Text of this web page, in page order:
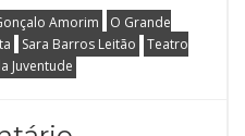
Amorim
O Grande
Sara Barros Leitão
Teatro
Juventude